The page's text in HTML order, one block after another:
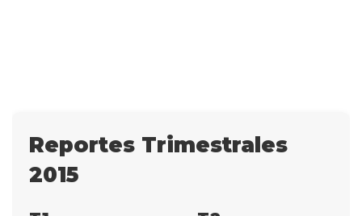
Reportes Trimestrales
2015